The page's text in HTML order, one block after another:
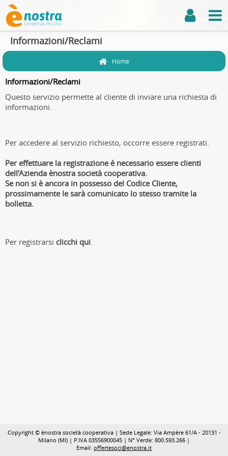
Informazioni/Reclami
Home
Informazioni/Reclami
Questo servizio permette al cliente di inviare una richiesta di
informazioni.
Per accedere al servizio richiesto, occorre essere registrati.
Per effettuare la registrazione è necessario essere clienti
dell’Azienda ènostra società cooperativa.
Se non si è ancora in possesso del Codice Cliente,
prossimamente le sarà comunicato lo stesso tramite la
bolletta.
Per registrarsi clicchi qui.
Copyright © ènostra società cooperativa | Sede Legale: Via Ampère 61/A - 20131 -
Milano (MI) | P.IVA 03556900045 | N° Verde: 800.593.266 |
Email: offertesoci@enostra.it